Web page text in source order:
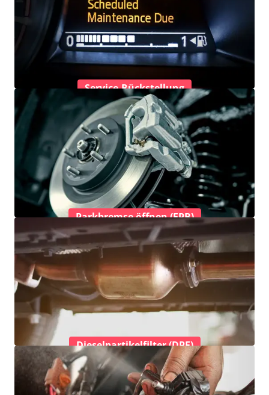
Service-Rückstellung
Parkbremse öffnen (EPB)
Dieselpartikelfilter (DPF)